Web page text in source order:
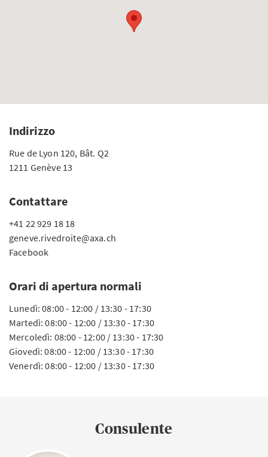
Indirizzo
Rue de Lyon 120, Bât. Q2
1211 Genève 13
Contattare
+41 22 929 18 18
geneve.rivedroite@axa.ch
Facebook
Orari di apertura normali
Lunedì: 08:00 - 12:00 / 13:30 - 17:30
Martedì: 08:00 - 12:00 / 13:30 - 17:30
Mercoledì: 08:00 - 12:00 / 13:30 - 17:30
Giovedì: 08:00 - 12:00 / 13:30 - 17:30
Venerdì: 08:00 - 12:00 / 13:30 - 17:30
Consulente